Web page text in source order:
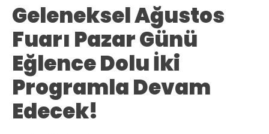
Geleneksel Ağustos
Fuarı Pazar Günü
Eğlence Dolu İki
Programla Devam
Edecek!